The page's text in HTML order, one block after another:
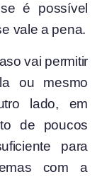
é possível
vale a pena.
vai permitir
ou mesmo
lado, em
de poucos
para
com a